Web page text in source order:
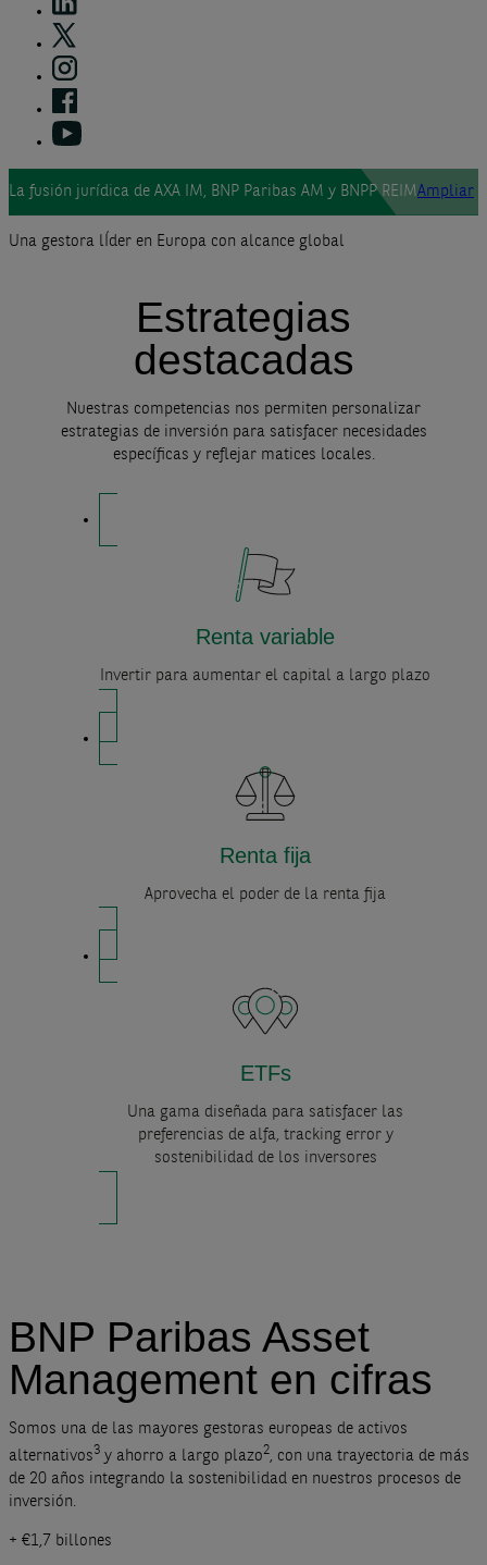
La fusión jurídica de AXA IM, BNP Paribas AM y BNPP REIMAmpliar
Una gestora lÍder en Europa con alcance global
Estrategias
destacadas
Nuestras competencias nos permiten personalizar
estrategias de inversión para satisfacer necesidades
específicas y reflejar matices locales.
Renta variable
Invertir para aumentar el capital a largo plazo
Renta fija
Aprovecha el poder de la renta fija
ETFs
Una gama diseñada para satisfacer las
preferencias de alfa, tracking error y
sostenibilidad de los inversores
BNP Paribas Asset
Management en cifras
Somos una de las mayores gestoras europeas de activos
alternativos3 y ahorro a largo plazo2, con una trayectoria de más
de 20 años integrando la sostenibilidad en nuestros procesos de
inversión.
+ €1,7 billones